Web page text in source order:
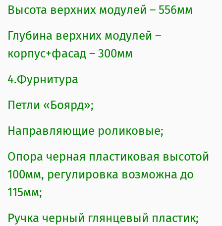
Высота верхних модулей – 556мм
Глубина верхних модулей –
корпус+фасад – 300мм
4.Фурнитура
Петли «Боярд»;
Направляющие роликовые;
Опора черная пластиковая высотой
100мм, регулировка возможна до
115мм;
Ручка черный глянцевый пластик;